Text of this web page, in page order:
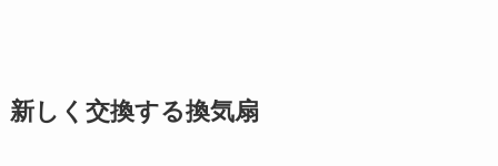
新しく交換する換気扇